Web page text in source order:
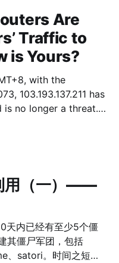
洞利用，其中包括
2018-14847）和
应用程序，两者都是
别在TCP/8291端口
[3] [4] 通过
我们观察到恶意软件正
Are
Traffic to
is Yours?
103.193.137.211 has
is no longer a threat.
ISP systems.
用（一）——
天内已经有至少5个僵
其僵尸军团，包括
、satori。时间之短、